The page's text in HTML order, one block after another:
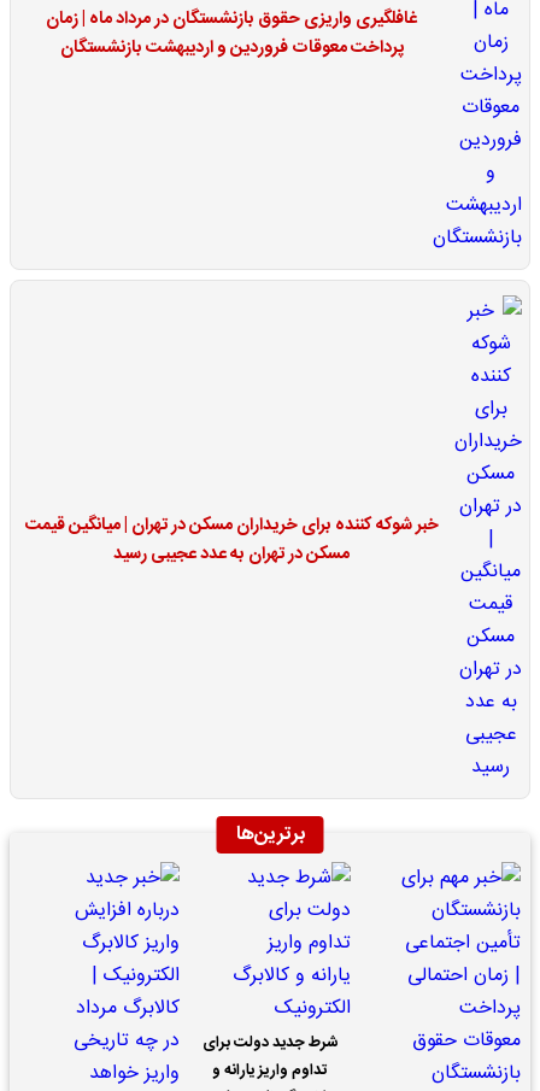
غافلگیری واریزی حقوق بازنشستگان در مرداد ماه | زمان
پرداخت معوقات فروردین و اردیبهشت بازنشستگان
خبر شوکه کننده برای خریداران مسکن در تهران | میانگین قیمت
مسکن در تهران به عدد عجیبی رسید
برترین‌ها
شرط جدید دولت برای
تداوم واریز یارانه و